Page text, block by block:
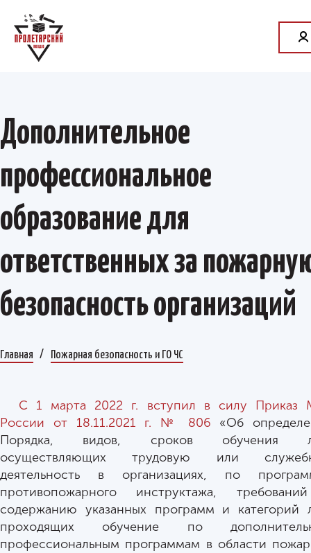
Дополнительное
профессиональное
образование для
ответственных за
безопасность организаций
Главная Пожарная безопасность и ГО ЧС
С 1 марта 2022 г. вступил в силу Приказ
России от 18.11.2021 г. № 806 «Об
Порядка, видов, сроков обучения
осуществляющих трудовую или
деятельность в организациях, по
противопожарного инструктажа,
содержанию указанных программ и категорий
проходящих обучение по
профессиональным программам в области